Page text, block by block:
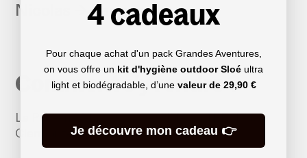
Nicolas → Langogne
Comment s'y rendre ?
Le Puy-en-Velay est accessible en TER depuis
Clermont-Ferrand et Saint-Etienne.
4 cadeaux
Pour chaque achat d'un pack Grandes Aventures,
on vous offre un kit d'hygiène outdoor Sloé ultra
light et biodégradable, d’une valeur de 29,90 €
Je découvre mon cadeau 👉